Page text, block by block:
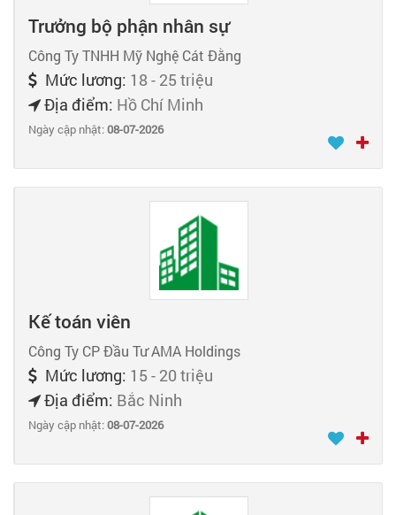
Trưởng bộ phận nhân sự
Công Ty TNHH Mỹ Nghệ Cát Đằng
Mức lương: 18 - 25 triệu
Địa điểm: Hồ Chí Minh
Ngày cập nhật:08-07-2026
Kế toán viên
Công Ty CP Đầu Tư AMA Holdings
Mức lương: 15 - 20 triệu
Địa điểm: Bắc Ninh
Ngày cập nhật:08-07-2026